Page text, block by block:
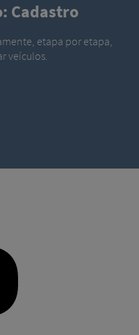
Cadastro
etapa por etapa,
veículos.